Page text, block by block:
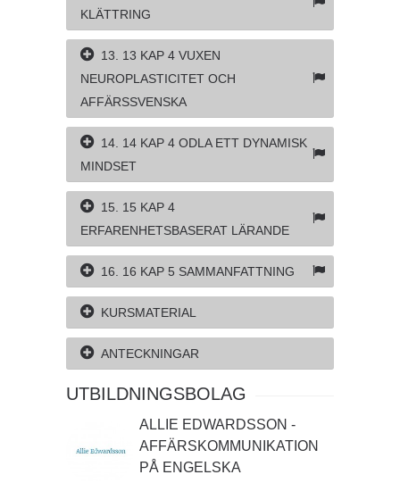
KLÄTTRING
13. 13 KAP 4 VUXEN
NEUROPLASTICITET OCH
AFFÄRSSVENSKA
14. 14 KAP 4 ODLA ETT DYNAMISK
MINDSET
15. 15 KAP 4
ERFARENHETSBASERAT LÄRANDE
16. 16 KAP 5 SAMMANFATTNING
KURSMATERIAL
ANTECKNINGAR
UTBILDNINGSBOLAG
ALLIE EDWARDSSON -
AFFÄRSKOMMUNIKATION
PÅ ENGELSKA